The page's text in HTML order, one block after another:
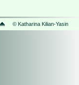
© Katharina Kilian-Yasin